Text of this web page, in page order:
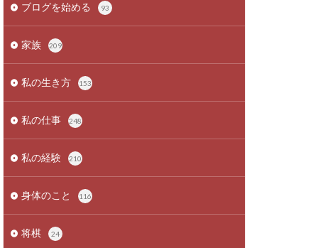
ブログを始める 93
家族 209
私の生き方 153
私の仕事 248
私の経験 210
身体のこと 116
将棋 24